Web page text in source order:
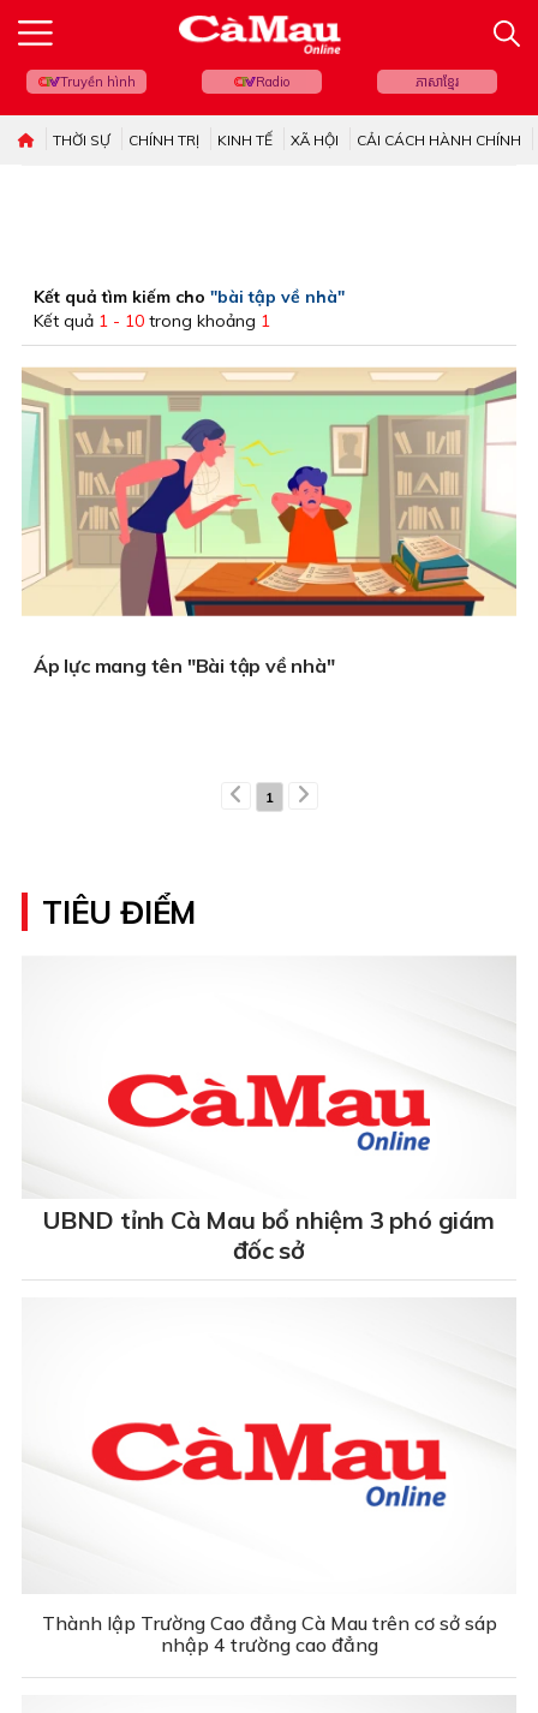
Truyền hình Radio ភាសាខ្មែរ
THỜI SỰ CHÍNH TRỊ KINH TẾ XÃ HỘI CẢI CÁCH HÀNH CHÍNH
Kết quả tìm kiếm cho "bài tập về nhà"
Kết quả 1 - 10 trong khoảng 1
Áp lực mang tên "Bài tập về nhà"
1
TIÊU ĐIỂM
UBND tỉnh Cà Mau bổ nhiệm 3 phó giám
đốc sở
Thành lập Trường Cao đẳng Cà Mau trên cơ sở sáp
nhập 4 trường cao đẳng